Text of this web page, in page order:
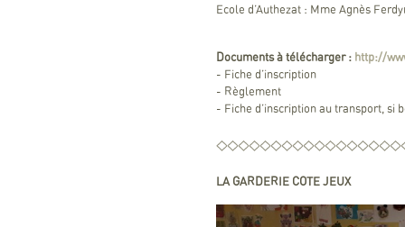
Ecole d’Authezat : Mme Agnès
Documents à télécharger : http://
- Fiche d’inscription
- Règlement
- Fiche d’inscription au transport, si
LA GARDERIE COTE JEUX